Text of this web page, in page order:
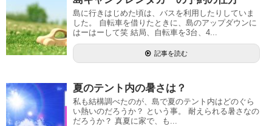
島に行きはじめた頃は、バスを利用したりしていま
した。 自転車を借りたときに、島のアップダウンに
はーはーして笑 結局、自転車を3台、4...
記事を読む
夏のテント内の暑さは？
私も結構調べたのが、島で夏のテント内はどのぐら
い熱いのだろうか？ という事。 耐えられる暑さなの
だろうか？ 真夏に家で、も...